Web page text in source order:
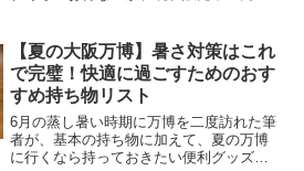
【夏の大阪万博】暑さ対策はこれ
で完璧！快適に過ごすためのおす
すめ持ち物リスト
6月の蒸し暑い時期に万博を二度訪れた筆
者が、基本の持ち物に加えて、夏の万博
に行くなら持っておきたい便利グッズを